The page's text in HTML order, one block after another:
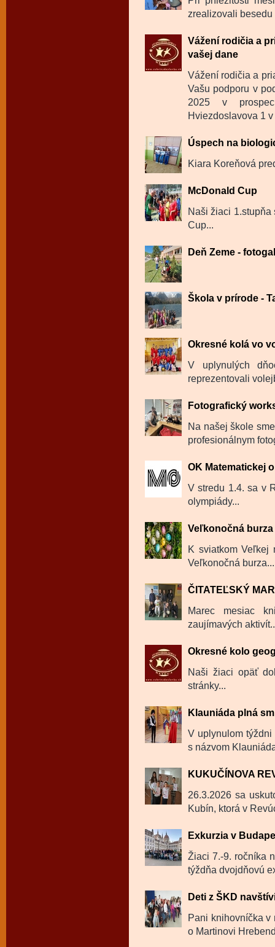
zrealizovali
Vážení rodičia a
vašej dane
Vážení rodičia a
Vašu podporu v
2025 v
Hviezdoslavova 1
Úspech na
Kiara Koreňová
McDonald Cup
Naši žiaci
Cup...
Deň Zeme -
Škola v prírode -
Okresné kolá vo
V uplynulých
reprezentovali
Fotografický
Na našej škole
profesionálnym
OK Matematickej
V stredu 1.4. sa v
olympiády...
Veľkonočná burza
K sviatkom Veľkej
Veľkonočná burza...
ČITATEĽSKÝ
Marec mesiac
zaujímavých
Okresné kolo
Naši žiaci opäť
stránky...
Klauniáda plná
V uplynulom
s názvom
KUKUČÍNOVA
26.3.2026 sa
Kubín, ktorá v
Exkurzia v
Žiaci 7.-9. ročníka
týždňa dvojdňovú
Deti z ŠKD
Pani knihovníčka v
o Martinovi